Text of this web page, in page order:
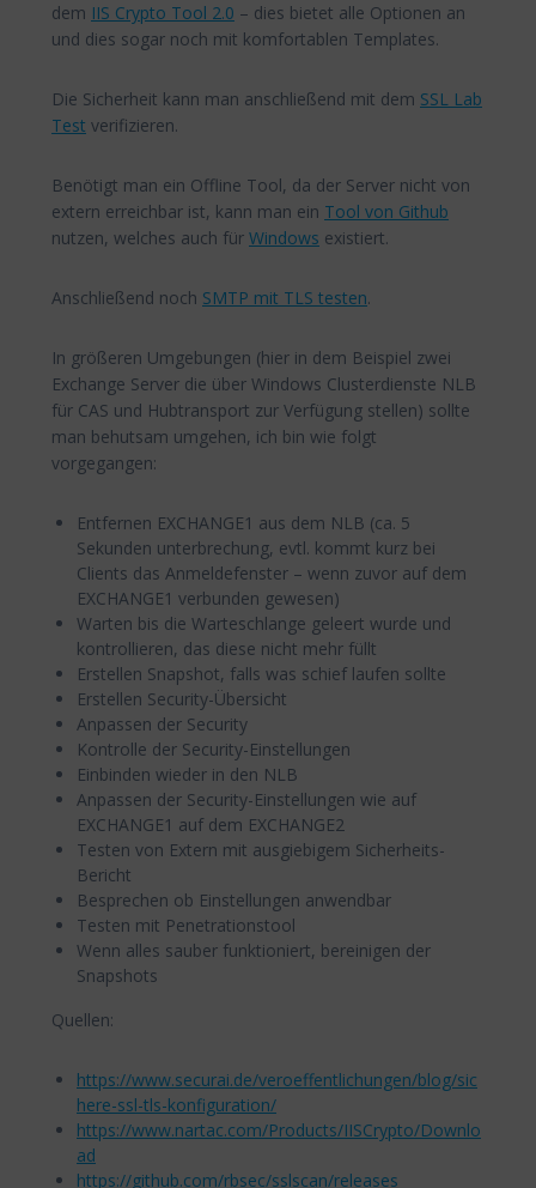
dem IIS Crypto Tool 2.0 – dies bietet alle Optionen an
und dies sogar noch mit komfortablen Templates.
Die Sicherheit kann man anschließend mit dem SSL Lab
Test verifizieren.
Benötigt man ein Offline Tool, da der Server nicht von
extern erreichbar ist, kann man ein Tool von Github
nutzen, welches auch für Windows existiert.
Anschließend noch SMTP mit TLS testen.
In größeren Umgebungen (hier in dem Beispiel zwei
Exchange Server die über Windows Clusterdienste NLB
für CAS und Hubtransport zur Verfügung stellen) sollte
man behutsam umgehen, ich bin wie folgt
vorgegangen:
Entfernen EXCHANGE1 aus dem NLB (ca. 5
Sekunden unterbrechung, evtl. kommt kurz bei
Clients das Anmeldefenster – wenn zuvor auf dem
EXCHANGE1 verbunden gewesen)
Warten bis die Warteschlange geleert wurde und
kontrollieren, das diese nicht mehr füllt
Erstellen Snapshot, falls was schief laufen sollte
Erstellen Security-Übersicht
Anpassen der Security
Kontrolle der Security-Einstellungen
Einbinden wieder in den NLB
Anpassen der Security-Einstellungen wie auf
EXCHANGE1 auf dem EXCHANGE2
Testen von Extern mit ausgiebigem Sicherheits-
Bericht
Besprechen ob Einstellungen anwendbar
Testen mit Penetrationstool
Wenn alles sauber funktioniert, bereinigen der
Snapshots
Quellen:
https://www.securai.de/veroeffentlichungen/blog/sic
here-ssl-tls-konfiguration/
https://www.nartac.com/Products/IISCrypto/Downlo
ad
https://github.com/rbsec/sslscan/releases